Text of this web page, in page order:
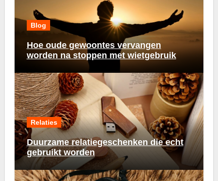
Blog
Hoe oude gewoontes vervangen
worden na stoppen met wietgebruik
Relaties
Duurzame relatiegeschenken die echt
gebruikt worden